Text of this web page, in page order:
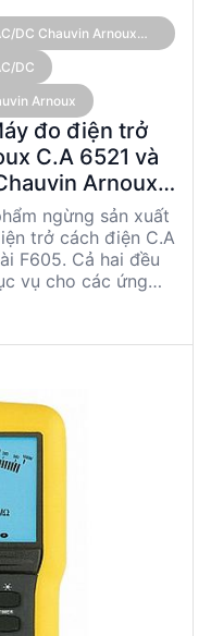
DC Chauvin Arnoux
DC
Arnoux
đo điện trở
C.A 6521 và
Arnoux
ngừng sản xuất
trở cách điện C.A
F605. Cả hai đều
vụ cho các ứng
ứng dụng công
hài. Bài viết cung
kỹ thuật, ưu
sử dụng điển hình